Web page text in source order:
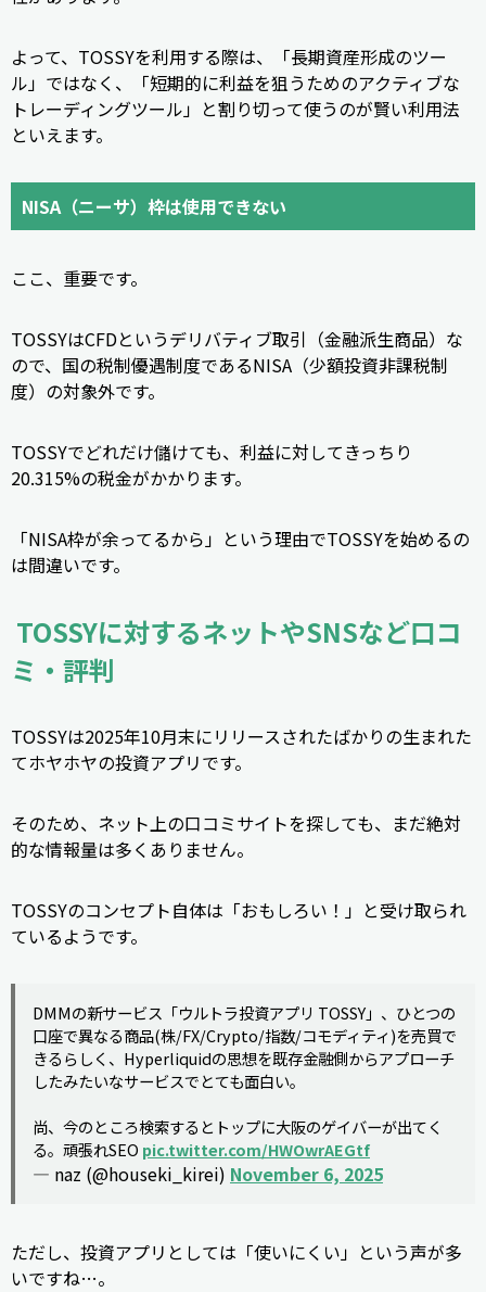
よって、TOSSYを利用する際は、「長期資産形成のツー
ル」ではなく、「短期的に利益を狙うためのアクティブな
トレーディングツール」と割り切って使うのが賢い利用法
といえます。
NISA（ニーサ）枠は使用できない
ここ、重要です。
TOSSYはCFDというデリバティブ取引（金融派生商品）な
ので、国の税制優遇制度であるNISA（少額投資非課税制
度）の対象外です。
TOSSYでどれだけ儲けても、利益に対してきっちり
20.315%の税金がかかります。
「NISA枠が余ってるから」という理由でTOSSYを始めるの
は間違いです。
TOSSYに対するネットやSNSなど口コ
ミ・評判
TOSSYは2025年10月末にリリースされたばかりの生まれた
てホヤホヤの投資アプリです。
そのため、ネット上の口コミサイトを探しても、まだ絶対
的な情報量は多くありません。
TOSSYのコンセプト自体は「おもしろい！」と受け取られ
ているようです。
DMMの新サービス「ウルトラ投資アプリ TOSSY」、ひとつの
口座で異なる商品(株/FX/Crypto/指数/コモディティ)を売買で
きるらしく、Hyperliquidの思想を既存金融側からアプローチ
したみたいなサービスでとても面白い。
尚、今のところ検索するとトップに大阪のゲイバーが出てく
る。頑張れSEO pic.twitter.com/HWOwrAEGtf
— naz (@houseki_kirei) November 6, 2025
ただし、投資アプリとしては「使いにくい」という声が多
いですね…。